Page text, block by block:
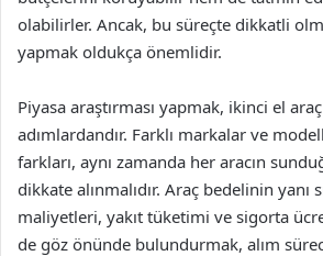
olabilirler. Ancak, bu süreçte dikkatli
yapmak oldukça önemlidir.
Piyasa araştırması yapmak, ikinci el
adımlardandır. Farklı markalar ve
farkları, aynı zamanda her aracın
dikkate alınmalıdır. Araç bedelinin yanı
maliyetleri, yakıt tüketimi ve sigorta
de göz önünde bulundurmak, alım